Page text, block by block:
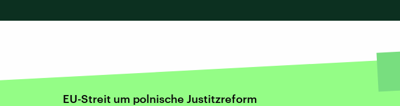
EU-Streit um polnische Justitzreform